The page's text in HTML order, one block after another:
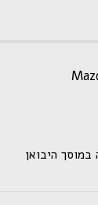
במוסך היבואן